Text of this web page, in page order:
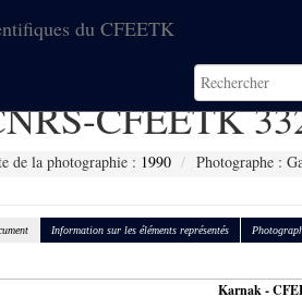
du CFEETK
CFEETK
de la photographie : 1990 Photographe :
Information sur les éléments représentés